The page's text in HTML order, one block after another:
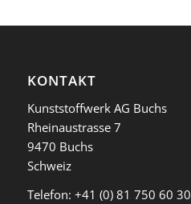
KONTAKT
Kunststoffwerk AG Buchs
Rheinaustrasse 7
9470 Buchs
Schweiz
Telefon: +41 (0) 81 750 60 30